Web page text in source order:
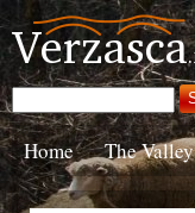
Home The Valley